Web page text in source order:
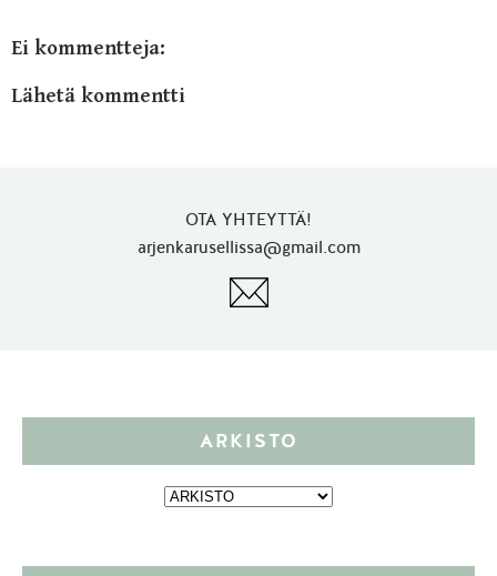
Ei kommentteja:
Lähetä kommentti
OTA YHTEYTTÄ!
arjenkarusellissa@gmail.com
ARKISTO